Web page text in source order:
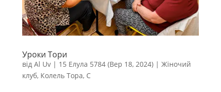
Уроки Тори
від Al Uv| 15 Елула 5784 (Вер 18, 2024)| Жіночий
клуб, Колель Тора, С